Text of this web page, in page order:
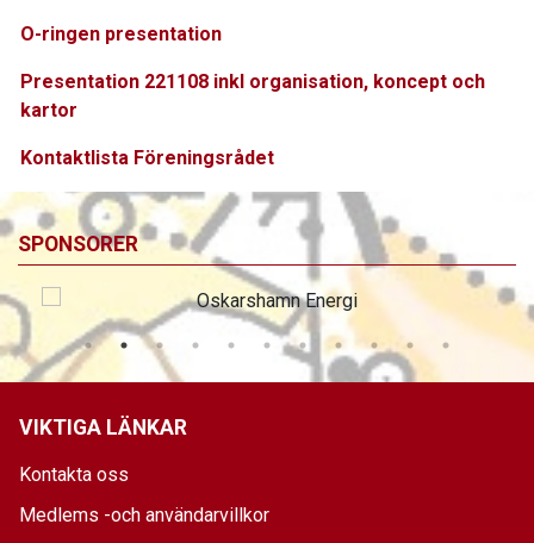
O-ringen presentation
Presentation 221108 inkl organisation, koncept och
kartor
Kontaktlista Föreningsrådet
SPONSORER
VIKTIGA LÄNKAR
Kontakta oss
Medlems -och användarvillkor